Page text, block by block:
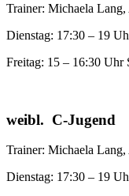
Trainer: Michaela Lang,
Dienstag: 17:30 – 19
Freitag: 15 – 16:30 Uhr
weibl. C-Jugend
Trainer: Michaela
Dienstag: 17:30 – 19